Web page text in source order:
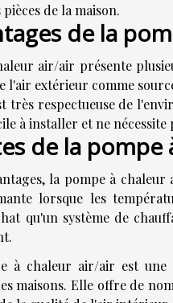
de la maison.
de la
air/air présente
l'air extérieur comme
très respectueuse de
à installer et ne
de la pompe
la pompe à
lorsque les
qu'un système de
à chaleur air/air est
maisons. Elle offre de